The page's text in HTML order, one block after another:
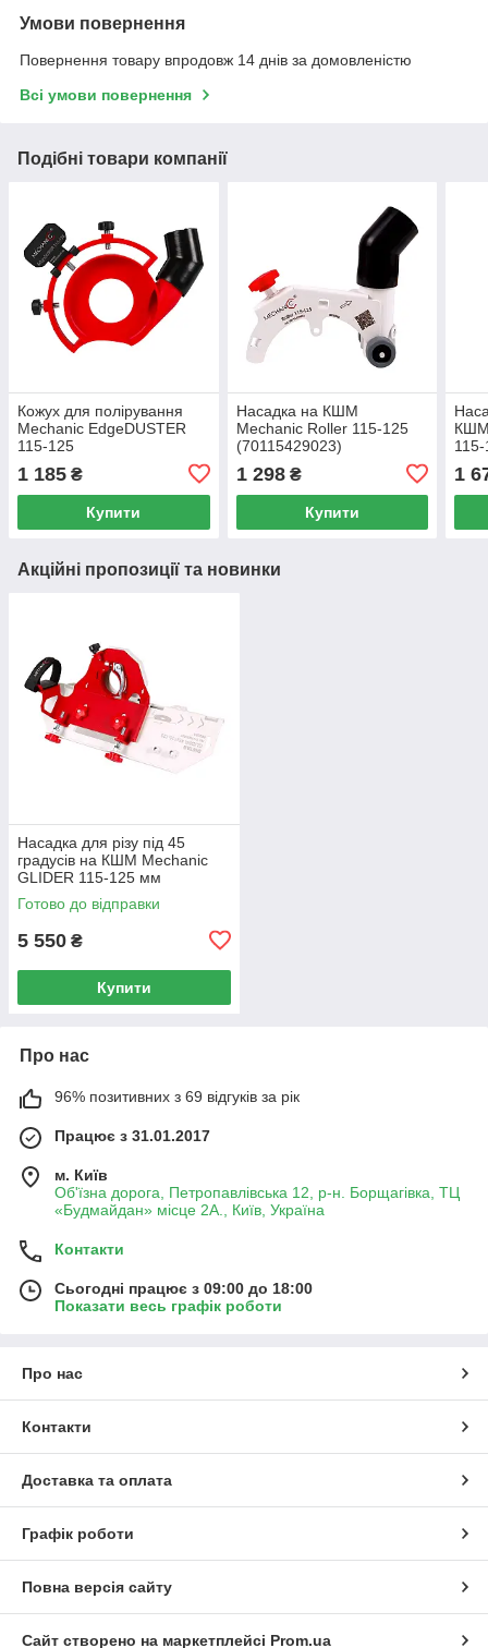
Умови повернення
Повернення товару впродовж 14 днів за домовленістю
Всі умови повернення
Подібні товари компанії
Кожух для полірування
Mechanic EdgeDUSTER
115-125
1 185 ₴
Купити
Насадка на КШМ
Mechanic Roller 115-125
(70115429023)
1 298₴
Купити
КШМ
1
Акційні пропозиції та новинки
Насадка для різу під 45
градусів на КШМ Mechanic
GLIDER 115-125 мм
Готово до відправки
5 550 ₴
Купити
Про нас
96% позитивних з 69 відгуків за рік
Працює з 31.01.2017
м. Київ
Об'їзна дорога, Петропавлівська 12, р-н. Борщагівка, ТЦ
«Будмайдан» місце 2А., Київ, Україна
Контакти
Сьогодні працює з 09:00 до 18:00
Показати весь графік роботи
Про нас
Контакти
Доставка та оплата
Графік роботи
Повна версія сайту
Сайт створено на маркетплейсі Prom.ua